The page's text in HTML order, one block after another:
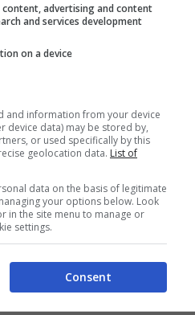
R: Eroi,
events per
Festival
ne celebra
6 Novembre 2017
advertising and content
and services development
on a device
and information from your device
device data) may be stored by,
or used specifically by this
geolocation data. List of
data on the basis of legitimate
your options below. Look
in the site menu to manage or
settings.
Consent